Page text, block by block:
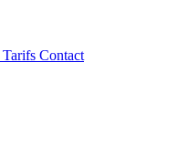
Tarifs Contact